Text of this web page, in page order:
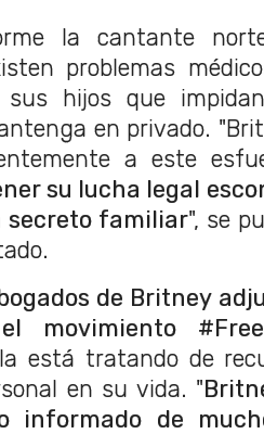
la cantante
problemas
sus hijos que
en privado.
a este
su lucha legal
secreto familiar", se
de Britney
movimiento
está tratando de
en su vida. "
informado de